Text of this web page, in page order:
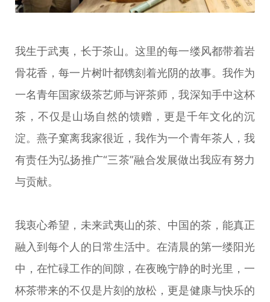
我生于武夷，长于茶山。这里的每一缕风都带着岩
骨花香，每一片树叶都镌刻着光阴的故事。我作为
一名青年国家级茶艺师与评茶师，我深知手中这杯
茶，不仅是山场自然的馈赠，更是千年文化的沉
淀。燕子窠离我家很近，我作为一个青年茶人，我
有责任为弘扬推广“三茶”融合发展做出我应有努力
与贡献。
我衷心希望，未来武夷山的茶、中国的茶，能真正
融入到每个人的日常生活中。在清晨的第一缕阳光
中，在忙碌工作的间隙，在夜晚宁静的时光里，一
杯茶带来的不仅是片刻的放松，更是健康与快乐的